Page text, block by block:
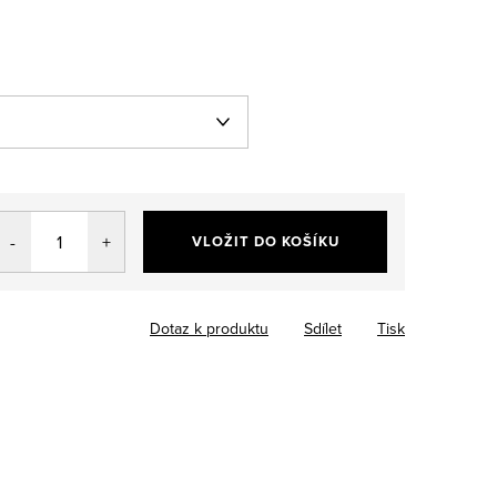
VLOŽIT DO KOŠÍKU
Tisk
Dotaz k produktu Sdílet